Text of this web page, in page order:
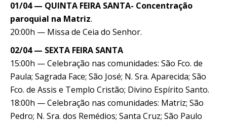
01/04 — QUINTA FEIRA SANTA- Concentração
paroquial na Matriz.
20:00h — Missa de Ceia do Senhor.
02/04 — SEXTA FEIRA SANTA
15:00h — Celebração nas comunidades: São Fco. de
Paula; Sagrada Face; São José; N. Sra. Aparecida; São
Fco. de Assis e Templo Cristão; Divino Espírito Santo.
18:00h — Celebração nas comunidades: Matriz; São
Pedro; N. Sra. dos Remédios; Santa Cruz; São Paulo